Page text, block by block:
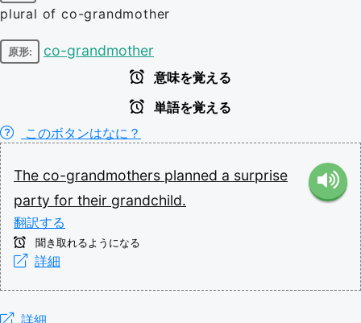
plural of co-grandmother
原形: co-grandmother
意味を覚える
単語を覚える
このボタンはなに？
The co-grandmothers planned a surprise
party for their grandchild.
翻訳する
聞き取れるようになる
詳細
詳細